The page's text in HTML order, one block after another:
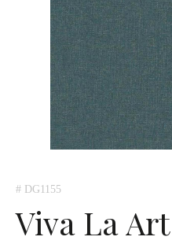
# DG1155
Viva La Art